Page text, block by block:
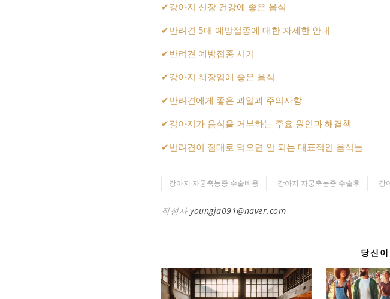
✔강아지 신장 건강에 좋은 음식
✔반려견 5대 예방접종에 대한 자세한 안내
✔반려견 예방접종 시기
✔강아지 췌장염에 좋은 음식
✔반려견에게 좋은 과일과 주의사항
✔강아지가 음식을 거부하는 주요 원인과 해결책
✔반려견이 절대로 먹으면 안 되는 대표적인 음식들
강아지 자궁축농증 수술비용 강아지 자궁축농증 수술후 강
작성자 youngja091@naver.com
당신